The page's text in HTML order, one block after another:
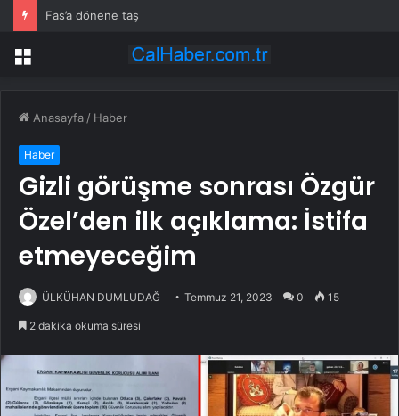
Fas’a dönene taş
Menü
Anasayfa / Haber
Haber
Gizli görüşme sonrası Özgür
Özel’den ilk açıklama: İstifa
etmeyeceğim
ÜLKÜHAN DUMLUDAĞ Temmuz 21, 2023 0 15
2 dakika okuma süresi